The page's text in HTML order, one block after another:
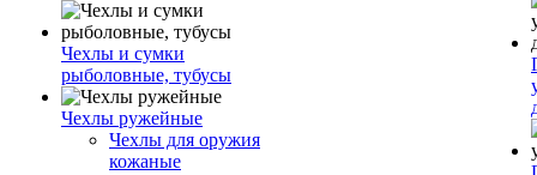
Чехлы и сумки
рыболовные, тубусы
Чехлы ружейные
Чехлы для оружия
кожаные